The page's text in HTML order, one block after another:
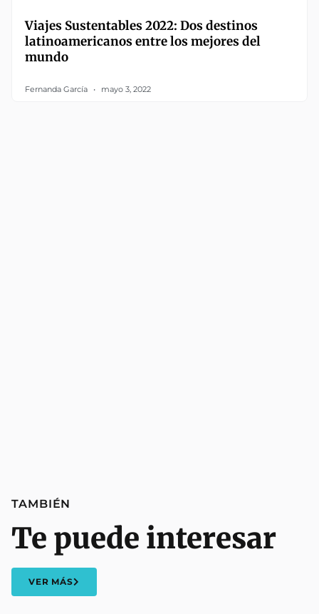
Viajes Sustentables 2022: Dos destinos
latinoamericanos entre los mejores del
mundo
Fernanda García mayo 3, 2022
TAMBIÉN
Te puede interesar
VER MÁS